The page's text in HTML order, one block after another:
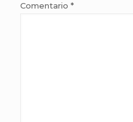
Comentario *